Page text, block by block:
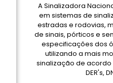
A Sinalizadora
em sistemas de
estradas e rodovias,
de sinais, pórticos e
especificações dos
utilizando a mais
sinalização de
DER's,